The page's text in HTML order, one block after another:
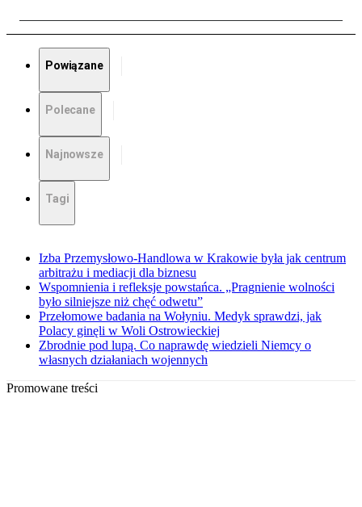
Powiązane
Polecane
Najnowsze
Tagi
Izba Przemysłowo-Handlowa w Krakowie była jak centrum
arbitrażu i mediacji dla biznesu
Wspomnienia i refleksje powstańca. „Pragnienie wolności
było silniejsze niż chęć odwetu”
Przełomowe badania na Wołyniu. Medyk sprawdzi, jak
Polacy ginęli w Woli Ostrowieckiej
Zbrodnie pod lupą. Co naprawdę wiedzieli Niemcy o
własnych działaniach wojennych
Promowane treści